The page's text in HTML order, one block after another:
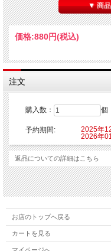
【ご注意】
※こちらの商品はご注文時にクレ
ご了承ください。
※他の商品を一緒にご購入した
※受注生産商品のため、お申込み
い。
※他商品と一緒に購入した場合、
▼ 商
価格:880円(税込)
注文
購入数： 個
予約期間:
2025年
2026年
返品についての詳細はこちら
お店のトップへ戻る
カートを見る